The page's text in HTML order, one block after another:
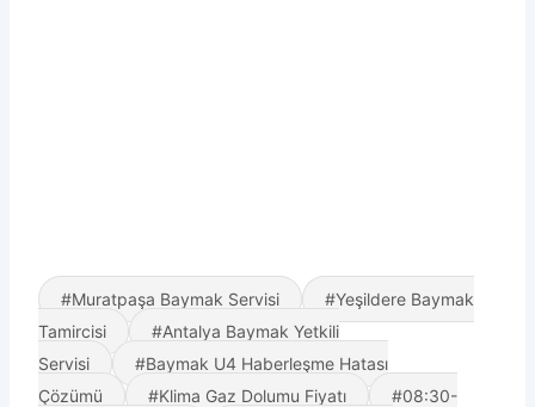
#Muratpaşa Baymak Servisi
#Yeşildere Baymak
Tamircisi
#Antalya Baymak Yetkili
Servisi
#Baymak U4 Haberleşme Hatası
Çözümü
#Klima Gaz Dolumu Fiyatı
#08:30-